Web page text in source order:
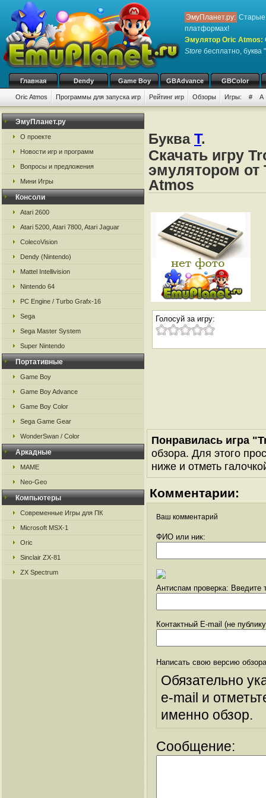
ЭмуПланет.ру: Старые
платформах!
Эмулятор Oric Atmos:
Store бесплатно, буква
Главная Dendy Game Boy GBAdvance GBColor
Oric Atmos Программы для запуска игр Рейтинг игр Обзоры Игры: # A
ЭмуПланет.ру
О проекте
Новости игр и программ
Вопросы и предложения
Мини Игры
Консоли
Atari 2600
Atari 5200, Atari 7800, Atari Jaguar
ColecoVision
Dendy (Nintendo)
Mattel Intellivision
Nintendo 64
PC Engine / Turbo Grafx-16
Sega
Sega Master System
Super Nintendo
Портативные
Game Boy
Game Boy Advance
Game Boy Color
Sega Game Gear
WonderSwan / Color
Аркадные
MAME
Neo-Geo
Компьютеры
Современные Игры для ПК
Microsoft MSX-1
Oric
Sinclair ZX-81
ZX Spectrum
Буква T.
Скачать игру
эмулятором от
Atmos
Голосуй за игру:
Понравилась игра
обзора. Для этого
ниже и отметь
Комментарии:
Ваш комментарий
ФИО или ник:
Антиспам проверка: Введите
Контактный E-mail (не
Написать свою версию
Обязательно
e-mail и
именно обзор.
Сообщение: